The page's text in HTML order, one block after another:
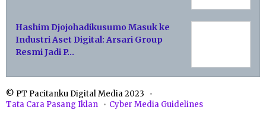
Hashim Djojohadikusumo Masuk ke
Industri Aset Digital: Arsari Group
Resmi Jadi P…
© PT Pacitanku Digital Media 2023
Tata Cara Pasang Iklan
Cyber Media Guidelines